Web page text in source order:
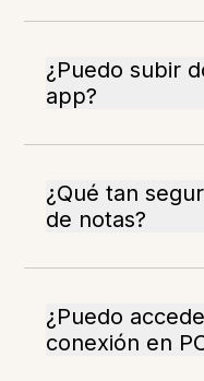
¿Puedo subir
app?
¿Qué tan
de notas?
¿Puedo
conexión en